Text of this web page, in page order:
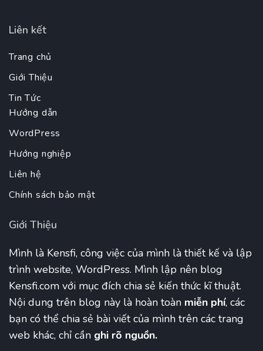
Liên kết
Trang chủ
Giới Thiệu
Tin Tức
Hướng dẫn
WordPress
Hướng nghiệp
Liên hệ
Chính sách bảo mật
Giới Thiệu
Mình là Kensfi, công việc của mình là thiết kế và lập
trình website, WordPress. Mình lập nên blog
Kensfi.com với mục đích chia sẻ kiến thức kĩ thuật.
Nội dung trên blog này là hoàn toàn miễn phí, các
bạn có thể chia sẻ bài viết của mình trên các trang
web khác, chỉ cần ghi rõ nguồn.